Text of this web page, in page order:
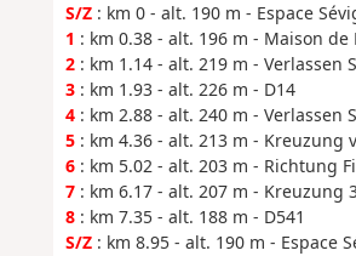
S/Z: km 0 - alt. 190 m - Espace
1 : km 0.38 - alt. 196 m - Maison de
2: km 1.14 - alt. 219 m - Verlassen
3: km 1.93 - alt. 226 m - D14
4: km 2.88 - alt. 240 m - Verlassen
5: km 4.36 - alt. 213 m - Kreuzung
6: km 5.02 - alt. 203 m - Richtung
7: km 6.17 - alt. 207 m - Kreuzung
8: km 7.35 - alt. 188 m - D541
S/Z: km 8.95 - alt. 190 m - Espace